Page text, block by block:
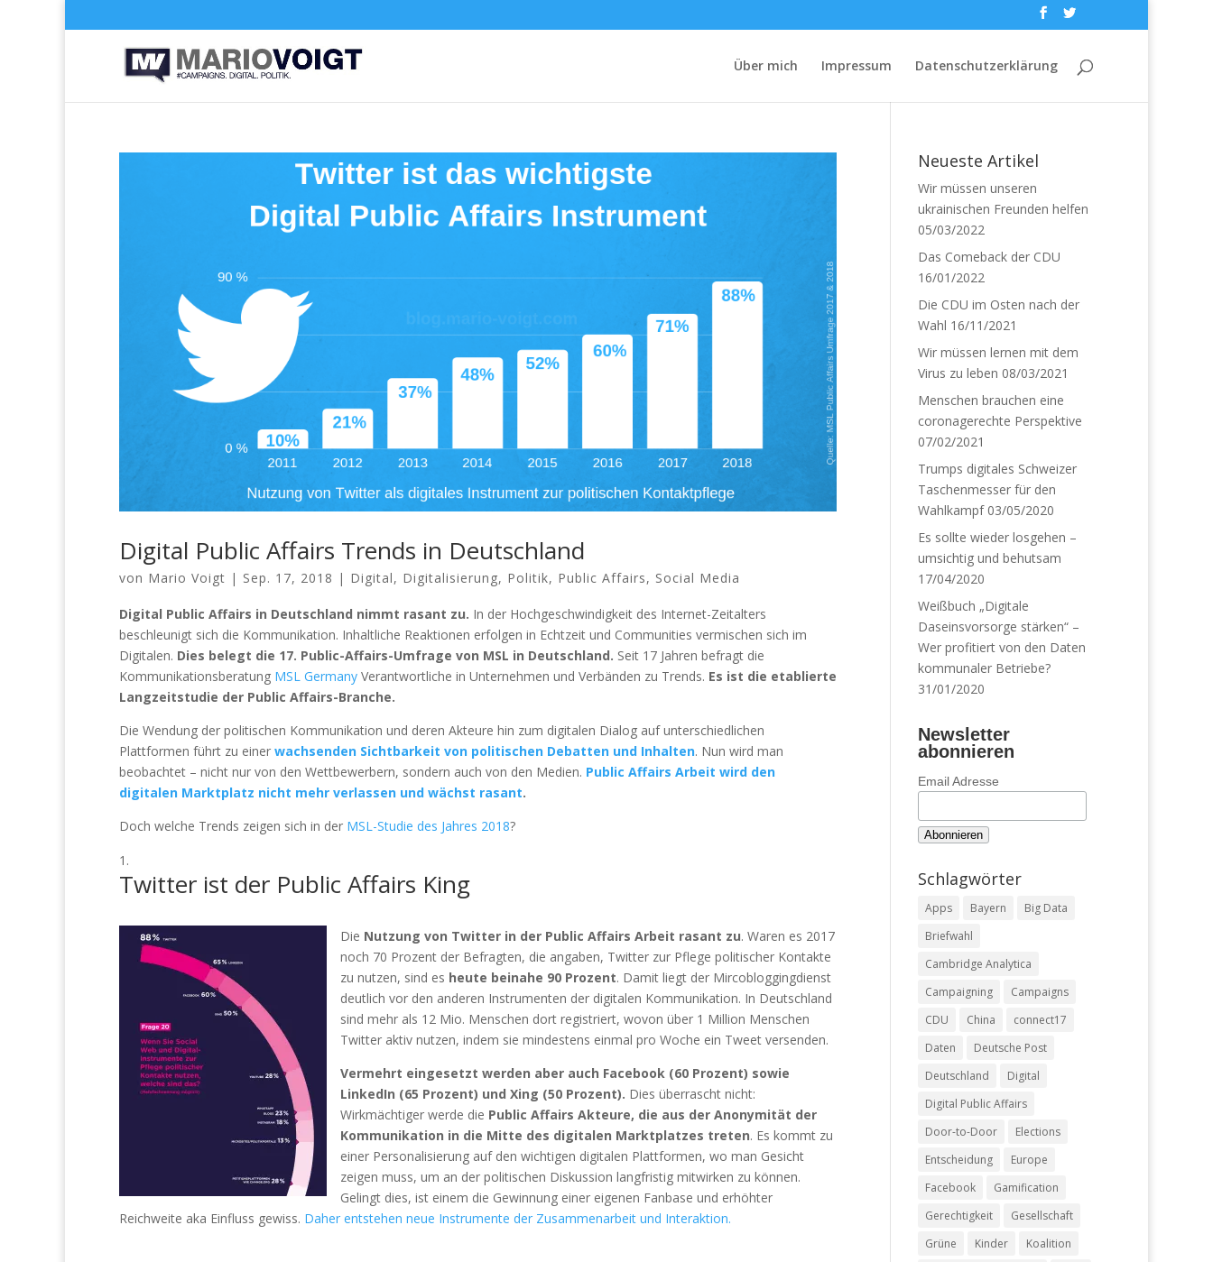
Über mich Impressum Datenschutzerklärung
Digital Public Affairs Trends in Deutschland
von Mario Voigt | Sep. 17, 2018 | Digital, Digitalisierung, Politik, Public Affairs, Social Media
Digital Public Affairs in Deutschland nimmt rasant zu. In der Hochgeschwindigkeit des Internet-Zeitalters
beschleunigt sich die Kommunikation. Inhaltliche Reaktionen erfolgen in Echtzeit und Communities vermischen sich im
Digitalen. Dies belegt die 17. Public-Affairs-Umfrage von MSL in Deutschland. Seit 17 Jahren befragt die
Kommunikationsberatung MSL Germany Verantwortliche in Unternehmen und Verbänden zu Trends. Es ist die etablierte
Langzeitstudie der Public Affairs-Branche.
Die Wendung der politischen Kommunikation und deren Akteure hin zum digitalen Dialog auf unterschiedlichen
Plattformen führt zu einer wachsenden Sichtbarkeit von politischen Debatten und Inhalten. Nun wird man
beobachtet – nicht nur von den Wettbewerbern, sondern auch von den Medien. Public Affairs Arbeit wird den
digitalen Marktplatz nicht mehr verlassen und wächst rasant.
Doch welche Trends zeigen sich in der MSL-Studie des Jahres 2018?
Twitter ist der Public Affairs King
Die Nutzung von Twitter in der Public Affairs Arbeit rasant zu. Waren es 2017
noch 70 Prozent der Befragten, die angaben, Twitter zur Pflege politischer Kontakte
zu nutzen, sind es heute beinahe 90 Prozent. Damit liegt der Mircobloggingdienst
deutlich vor den anderen Instrumenten der digitalen Kommunikation. In Deutschland
sind mehr als 12 Mio. Menschen dort registriert, wovon über 1 Million Menschen
Twitter aktiv nutzen, indem sie mindestens einmal pro Woche ein Tweet versenden.
Vermehrt eingesetzt werden aber auch Facebook (60 Prozent) sowie
LinkedIn (65 Prozent) und Xing (50 Prozent). Dies überrascht nicht:
Wirkmächtiger werde die Public Affairs Akteure, die aus der Anonymität der
Kommunikation in die Mitte des digitalen Marktplatzes treten. Es kommt zu
einer Personalisierung auf den wichtigen digitalen Plattformen, wo man Gesicht
zeigen muss, um an der politischen Diskussion langfristig mitwirken zu können.
Gelingt dies, ist einem die Gewinnung einer eigenen Fanbase und erhöhter
Reichweite aka Einfluss gewiss. Daher entstehen neue Instrumente der Zusammenarbeit und Interaktion.
Neueste Artikel
Wir müssen unseren
ukrainischen Freunden helfen
05/03/2022
Das Comeback der CDU
16/01/2022
Die CDU im Osten nach der
Wahl 16/11/2021
Wir müssen lernen mit dem
Virus zu leben 08/03/2021
Menschen brauchen eine
coronagerechte Perspektive
07/02/2021
Trumps digitales Schweizer
Taschenmesser für den
Wahlkampf 03/05/2020
Es sollte wieder losgehen –
umsichtig und behutsam
17/04/2020
Weißbuch „Digitale
Daseinsvorsorge stärken“ –
Wer profitiert von den Daten
kommunaler Betriebe?
31/01/2020
Newsletter
abonnieren
Email Adresse
Schlagwörter
Apps Bayern
Big Data
Briefwahl
Cambridge Analytica
Campaigning
Campaigns
CDU
China
connect17
Daten
Deutsche Post
Deutschland
Digital
Digital Public Affairs
Door-to-Door
Elections
Entscheidung
Europe
Facebook
Gamification
Gerechtigkeit
Gesellschaft
Grüne
Kinder
Koalition